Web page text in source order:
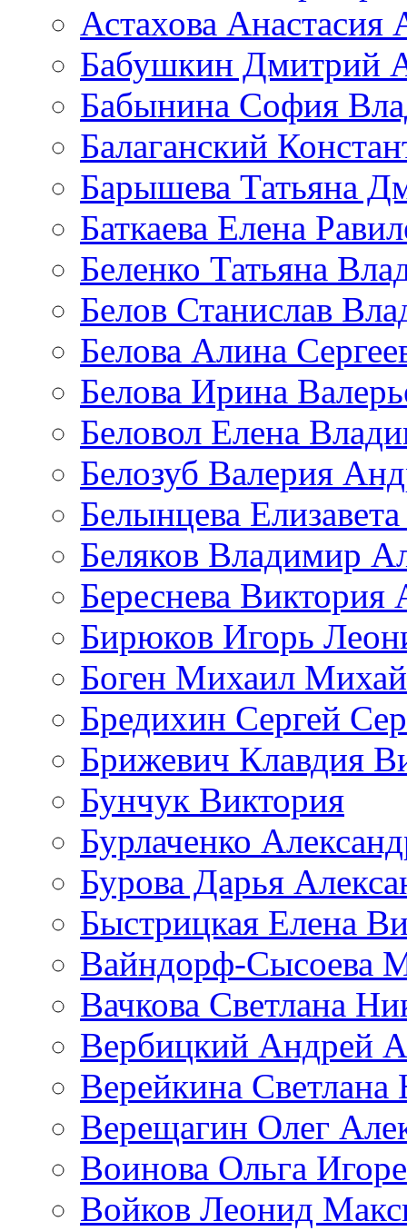
Астахова Анастасия
Бабушкин Дмитрий
Бабынина София
Балаганский
Барышева Татьяна
Баткаева Елена
Беленко Татьяна
Белов Станислав
Белова Алина
Белова Ирина
Беловол Елена
Белозуб Валерия
Белынцева
Беляков Владимир
Береснева Виктория
Бирюков Игорь
Боген Михаил
Бредихин Сергей
Брижевич Клавдия
Бунчук Виктория
Бурлаченко
Бурова Дарья
Быстрицкая Елена
Вайндорф-Сысоева
Вачкова Светлана
Вербицкий Андрей
Верейкина Светлана
Верещагин Олег
Воинова Ольга
Войков Леонид